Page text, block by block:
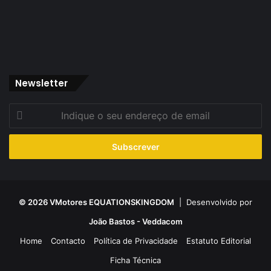
Newsletter
seu
de
© 2026 VMotores EQUATIONSKINGDOM | Desenvolvido por
João Bastos - Veddacom
Home
Contacto Política de Privacidade
Estatuto Editorial
Ficha Técnica